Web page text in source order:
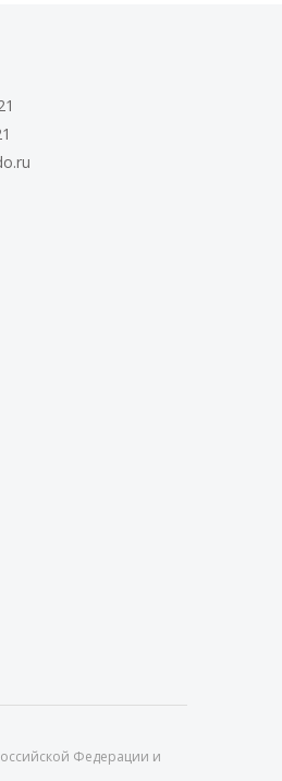
Федерации и